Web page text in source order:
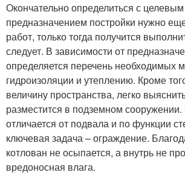
Окончательно определиться с целевым
предназначением постройки нужно
работ, только тогда получится
следует. В зависимости от
определяется перечень необходимых
гидроизоляции и утеплению. Кроме
величину пространства, легко
разместится в подземном
отличается от подвала и по функции
ключевая задача – ограждение.
котлован не осыпается, а внутрь не
вредоносная влага.